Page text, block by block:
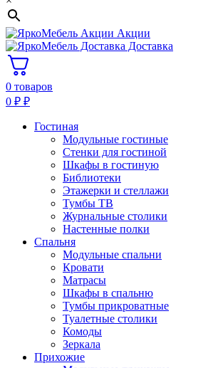
Акции
Доставка
0 товаров
0 ₽ ₽
Гостиная
Модульные гостиные
Стенки для гостиной
Шкафы в гостиную
Библиотеки
Этажерки и стеллажи
Тумбы ТВ
Журнальные столики
Настенные полки
Спальня
Модульные спальни
Кровати
Матрасы
Шкафы в спальню
Тумбы прикроватные
Туалетные столики
Комоды
Зеркала
Прихожие